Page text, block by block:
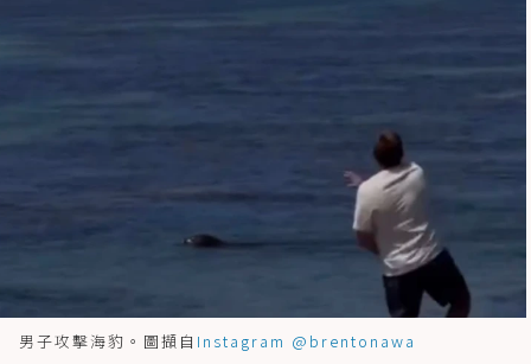
男子攻擊海豹。圖擷自 Instagram @brentonawa